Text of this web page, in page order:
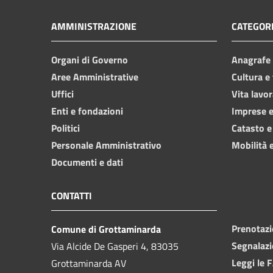
AMMINISTRAZIONE
Organi di Governo
Aree Amministrative
Uffici
Enti e fondazioni
Politici
Personale Amministrativo
Documenti e dati
Cultura
Vita
Imprese
Catasto
Mobilità
CONTATTI
Comune di Grottaminarda
Via Alcide De Gasperi 4, 83035
Grottaminarda AV
Leggi le